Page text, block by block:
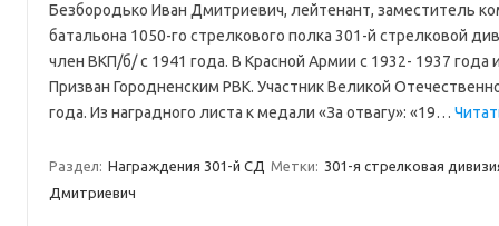
Безбородько Иван Дмитриевич, лейтенант, заместитель
батальона 1050-го стрелкового полка 301-й стрелковой
член ВКП/б/ с 1941 года. В Красной Армии с 1932- 1937 года
Призван Городненским РВК. Участник Великой
года. Из наградного листа к медали «За отвагу»: «19…
Раздел: Награждения 301-й СД Метки: 301-я стрелковая
Дмитриевич